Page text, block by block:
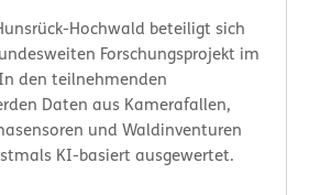
Hochwald beteiligt sich
Forschungsprojekt im
den teilnehmenden
Daten aus Kamerafallen,
und Waldinventuren
KI-basiert ausgewertet.